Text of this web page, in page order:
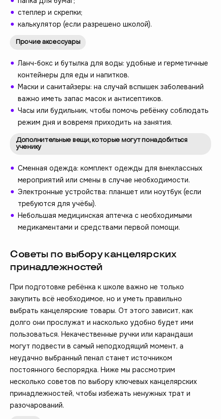
степлер и скрепки;
калькулятор (если разрешено школой).
Прочие аксессуары
Ланч-бокс и бутылка для воды: удобные и герметичные
контейнеры для еды и напитков.
Маски и санитайзеры: на случай вспышек заболеваний
важно иметь запас масок и антисептиков.
Часы или будильник, чтобы помочь ребёнку соблюдать
режим дня и вовремя приходить на занятия.
Дополнительные вещи, которые могут понадобиться
ученику
Сменная одежда: комплект одежды для внеклассных
мероприятий или смены в случае необходимости.
Электронные устройства: планшет или ноутбук (если
требуются для учёбы).
Небольшая медицинская аптечка с необходимыми
медикаментами и средствами первой помощи.
Советы по выбору канцелярских
принадлежностей
При подготовке ребёнка к школе важно не только
закупить всё необходимое, но и уметь правильно
выбрать канцелярские товары. От этого зависит, как
долго они прослужат и насколько удобно будет ими
пользоваться. Некачественные ручки или карандаши
могут подвести в самый неподходящий момент, а
неудачно выбранный пенал станет источником
постоянного беспорядка. Ниже мы рассмотрим
несколько советов по выбору ключевых канцелярских
принадлежностей, чтобы избежать ненужных трат и
разочарований.